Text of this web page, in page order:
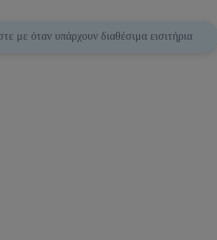
με όταν υπάρχουν διαθέσιμα εισιτήρια